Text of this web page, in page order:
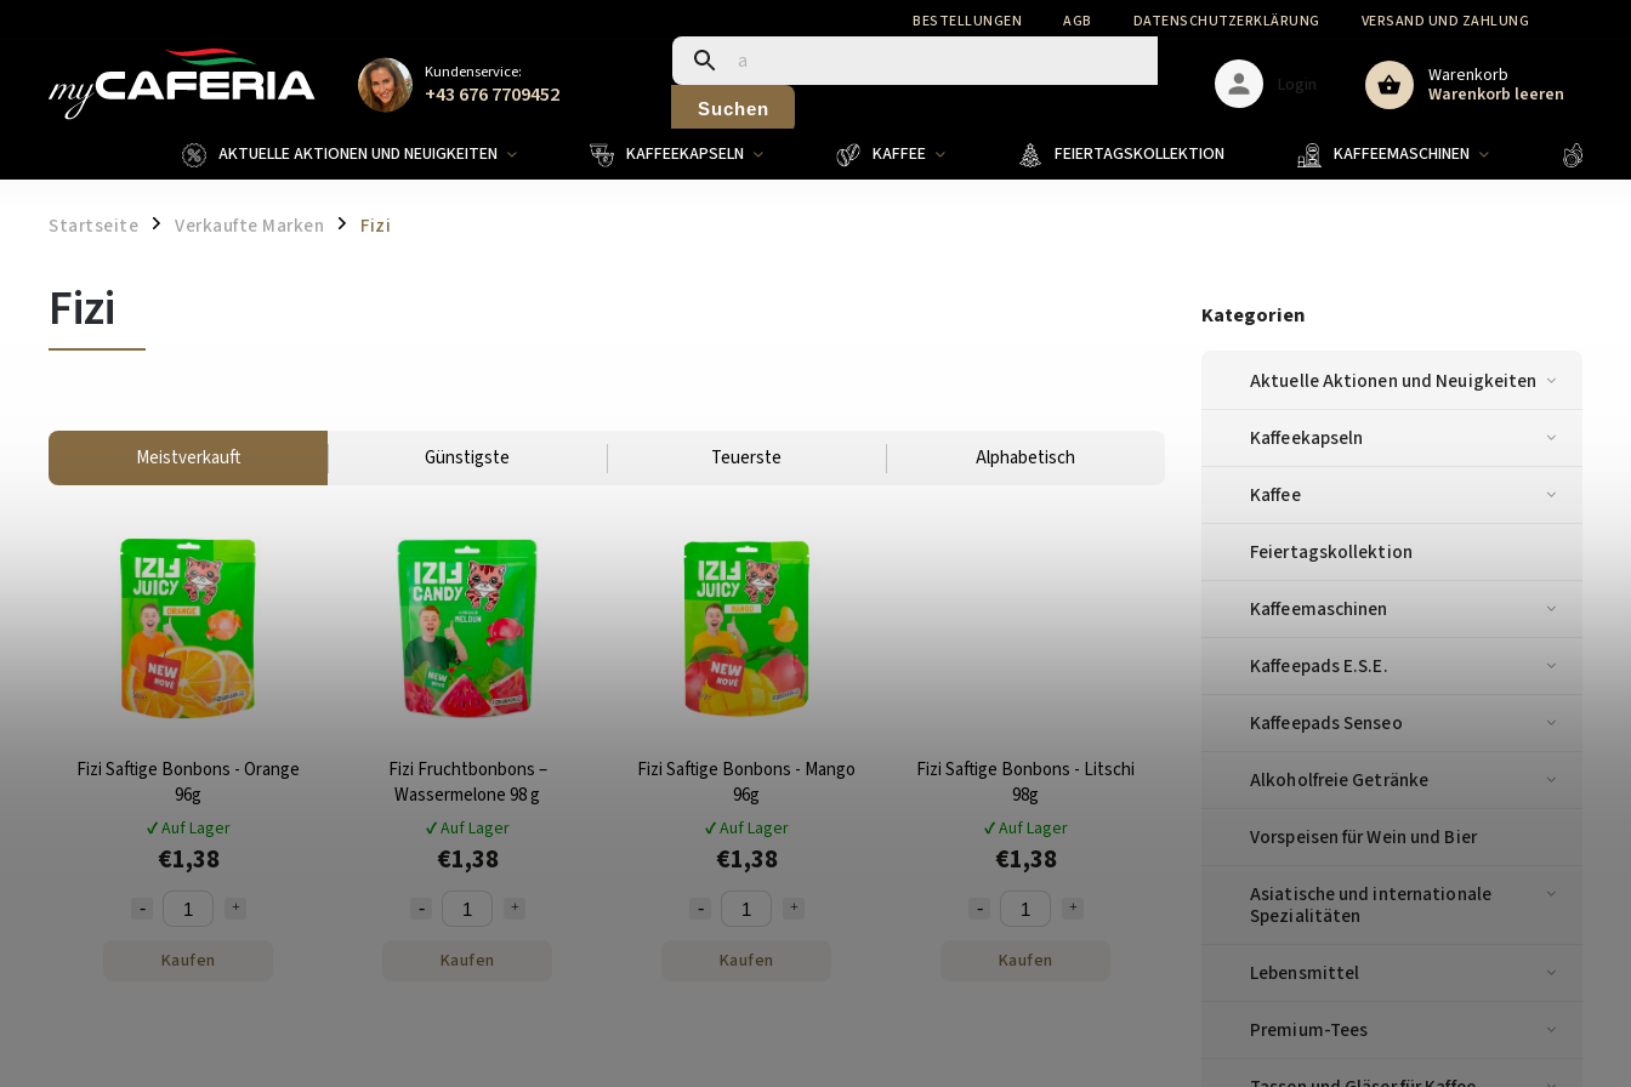
BESTELLUNGEN AGB DATENSCHUTZERKLÄRUNG VERSAND UND ZAHLUNG
Kundenservice:
+43 676 7709452 Suchen
Warenkorb
Warenkorb leeren
Login
AKTUELLE AKTIONEN UND NEUIGKEITEN KAFFEEKAPSELN KAFFEE FEIERTAGSKOLLEKTION KAFFEEMASCHINEN
Startseite / Verkaufte Marken / Fizi
Kategorien
Aktuelle Aktionen und Neuigkeiten
Kaffeekapseln
Kaffee
Feiertagskollektion
Kaffeemaschinen
Kaffeepads E.S.E.
Kaffeepads Senseo
Alkoholfreie Getränke
Vorspeisen für Wein und Bier
Asiatische und internationale
Spezialitäten
Lebensmittel
Premium-Tees
Fizi
Meistverkauft Günstigste Teuerste Alphabetisch
Fizi Saftige Bonbons - Orange
96g
✔ Auf Lager
€1,38
Kaufen
Fizi Fruchtbonbons –
Wassermelone 98 g
✔ Auf Lager
€1,38
Kaufen
Fizi Saftige Bonbons - Mango
96g
✔ Auf Lager
€1,38
Kaufen
Fizi Saftige Bonbons - Litschi
98g
✔ Auf Lager
€1,38
Kaufen